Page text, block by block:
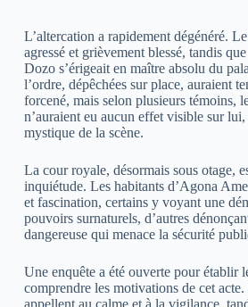
L’altercation a rapidement dégénéré.
agressé et grièvement blessé, tandis
Dozo s’érigeait en maître absolu du
l’ordre, dépêchées sur place, auraient
forcené, mais selon plusieurs témoins,
n’auraient eu aucun effet visible sur lui,
mystique de la scène.
La cour royale, désormais sous otage,
inquiétude. Les habitants d’Agona
et fascination, certains y voyant une
pouvoirs surnaturels, d’autres
dangereuse qui menace la sécurité
Une enquête a été ouverte pour établir
comprendre les motivations de cet
appellent au calme et à la vigilance,